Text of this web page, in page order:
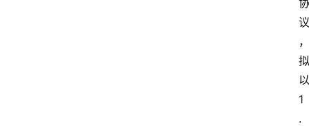
协
议
，
拟
以
1
.